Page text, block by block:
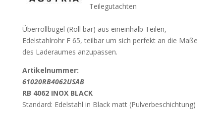
Teilegutachten
Überrollbügel (Roll bar) aus eineinhalb Teilen,
Edelstahlrohr F 65, teilbar um sich perfekt an die Maße
des Laderaumes anzupassen.
Artikelnummer:
61020RB4062USAB
RB 4062 INOX BLACK
Standard: Edelstahl in Black matt (Pulverbeschichtung)